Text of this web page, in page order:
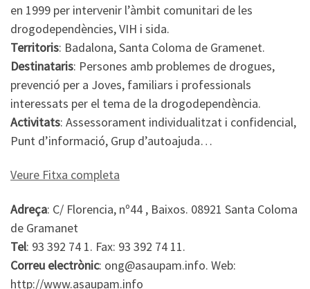
en 1999 per intervenir l’àmbit comunitari de les
drogodependències, VIH i sida.
Territoris: Badalona, Santa Coloma de Gramenet.
Destinataris: Persones amb problemes de drogues,
prevenció per a Joves, familiars i professionals
interessats per el tema de la drogodependència.
Activitats: Assessorament individualitzat i confidencial,
Punt d’informació, Grup d’autoajuda…
Veure Fitxa completa
Adreça: C/ Florencia, nº44 , Baixos. 08921 Santa Coloma
de Gramanet
Tel: 93 392 74 1. Fax: 93 392 74 11.
Correu electrònic: ong@asaupam.info. Web:
http://www.asaupam.info